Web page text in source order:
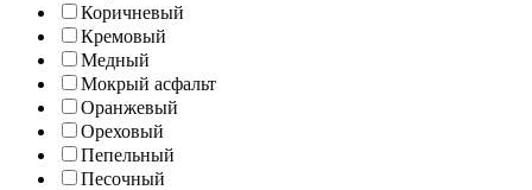
Коричневый
Кремовый
Медный
Мокрый асфальт
Оранжевый
Ореховый
Пепельный
Песочный